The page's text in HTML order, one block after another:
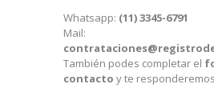
Whatsapp: (11) 3345-6791
Mail:
También podes completar el
contacto y te